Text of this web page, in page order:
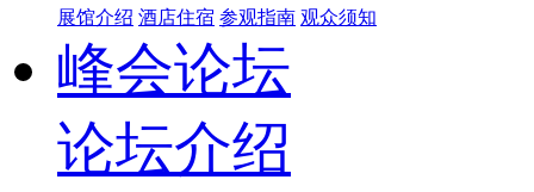
展馆介绍 酒店住宿 参观指南 观众须知
峰会论坛
论坛介绍